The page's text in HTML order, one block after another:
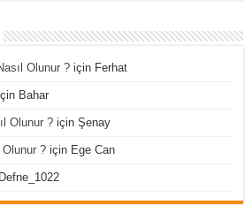
Olunur ? için Ferhat
Bahar
Olunur ? içinŞenay
? için Ege Can
Defne_1022